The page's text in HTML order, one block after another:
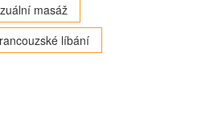
masáž
líbání